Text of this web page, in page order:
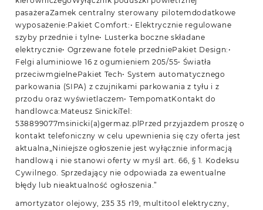
pasażeraZamek centralny sterowany pilotemdodatkowe
wyposażenie:Pakiet Comfort:• Elektrycznie regulowane
szyby przednie i tylne• Lusterka boczne składane
elektrycznie• Ogrzewane fotele przedniePakiet Design:•
Felgi aluminiowe 16 z ogumieniem 205/55• Światła
przeciwmgielnePakiet Tech• System automatycznego
parkowania (SIPA) z czujnikami parkowania z tyłu i z
przodu oraz wyświetlaczem• TempomatKontakt do
handlowca:Mateusz SinickiTel:
538899077msinicki(a)germaz.plPrzed przyjazdem proszę o
kontakt telefoniczny w celu upewnienia się czy oferta jest
aktualna„Niniejsze ogłoszenie jest wyłącznie informacją
handlową i nie stanowi oferty w myśl art. 66, § 1. Kodeksu
Cywilnego. Sprzedający nie odpowiada za ewentualne
błędy lub nieaktualność ogłoszenia.”
amortyzator olejowy, 235 35 r19, multitool elektryczny,